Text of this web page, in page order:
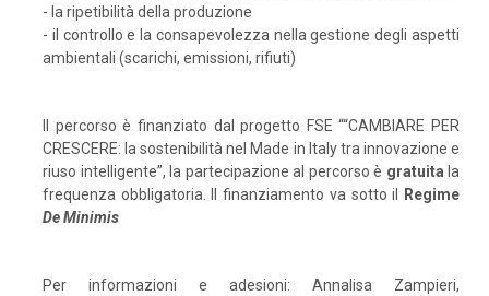
- la ripetibilità della produzione
- il controllo e la consapevolezza nella gestione degli aspetti
ambientali (scarichi, emissioni, rifiuti)
Il percorso è finanziato dal progetto FSE ““CAMBIARE PER
CRESCERE: la sostenibilità nel Made in Italy tra innovazione e
riuso intelligente”, la partecipazione al percorso è gratuita la
frequenza obbligatoria. Il finanziamento va sotto il
Regime
DeMinimis
Per informazioni e adesioni: Annalisa Zampieri,